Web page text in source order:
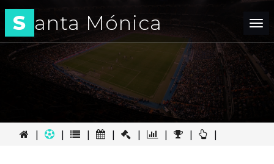
S anta Mónica
| | | | | | | |